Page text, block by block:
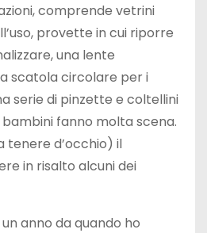
comprende vetrini
provette in cui riporre
una lente
scatola circolare per i
serie di pinzette e coltellini
fanno molta scena.
tenere d’occhio) il
in risalto alcuni dei
anno da quando ho